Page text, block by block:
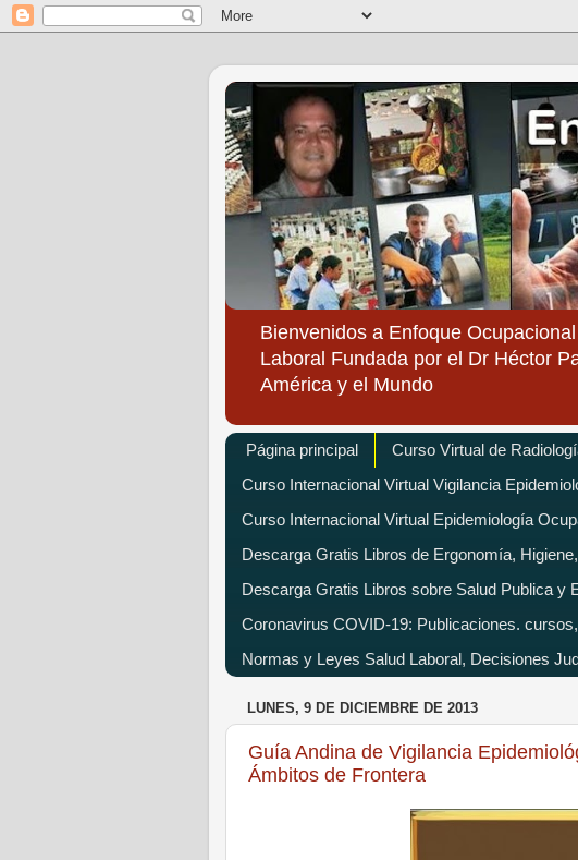
Bienvenidos a Enfoque
Laboral Fundada por el Dr Héctor
América y el Mundo
Página principal
Curso Virtual de
Curso Internacional Virtual Vigilancia
Curso Internacional Virtual Epidemiología
Descarga Gratis Libros de Ergonomía,
Descarga Gratis Libros sobre Salud Publica y
Coronavirus COVID-19: Publicaciones.
Normas y Leyes Salud Laboral, Decisiones
LUNES, 9 DE DICIEMBRE DE 2013
Guía Andina de Vigilancia
Ámbitos de Frontera